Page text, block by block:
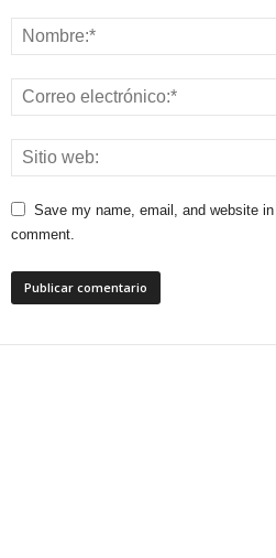
Save my name, email, and website
comment.